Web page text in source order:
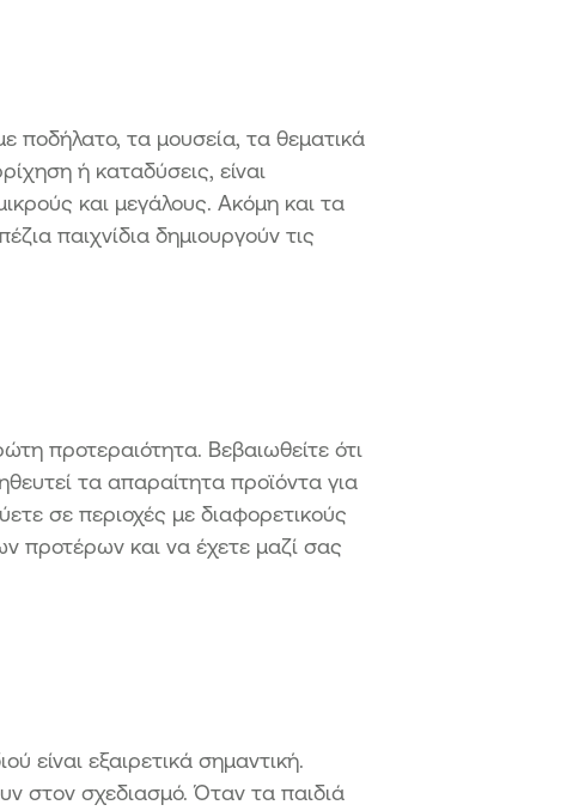
ποδήλατο, τα μουσεία, τα θεματικά
ή καταδύσεις, είναι
και μεγάλους. Ακόμη και τα
παιχνίδια δημιουργούν τις
προτεραιότητα. Βεβαιωθείτε ότι
τα απαραίτητα προϊόντα για
σε περιοχές με διαφορετικούς
προτέρων και να έχετε μαζί σας
είναι εξαιρετικά σημαντική.
στον σχεδιασμό. Όταν τα παιδιά